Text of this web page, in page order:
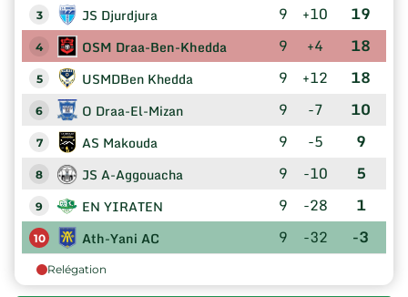
3 JS Djurdjura 9 +10 19
4 OSM Draa-Ben-Khedda 9 +4 18
5 USMDBen Khedda 9 +12 18
6 O Draa-El-Mizan 9 -7 10
7 AS Makouda 9 -5 9
8 JS A-Aggouacha 9 -10 5
9 EN YIRATEN 9 -28 1
10 Ath-Yani AC 9 -32 -3
Relégation